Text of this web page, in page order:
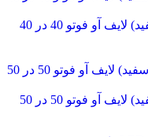
خیمه عکاسی LED دار تک‌حالته (نور سفید) لایف آو فوتو 40 در 40
خیمه عکاسی LED دار تک‌حالته (نور سفید) لایف آو فوتو 50 در 50